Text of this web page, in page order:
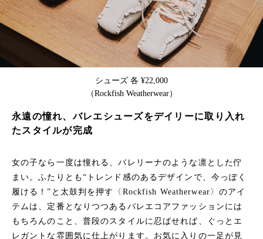
シューズ 各 ¥22,000
（Rockfish Weatherwear）
永遠の憧れ、バレエシューズをデイリーに取り入れ
たスタイルが完成
女の子なら一度は憧れる、バレリーナのような凛とした佇
まい。ふたりとも“トレンド感のあるデザインで、今っぽく
履ける！”と太鼓判を押す〈Rockfish Weatherwear〉のアイ
テムは、定番となりつつあるバレエコアファッションには
もちろんのこと、普段のスタイルに忍ばせれば、ぐっとエ
レガントな雰囲気に仕上がります。お気に入りの一足が見